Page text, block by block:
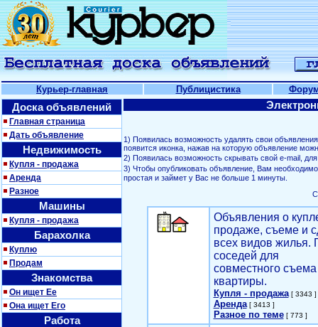
Курьер-главная Публицистика
Доска объявлений
Главная страница
Дать объявление
Недвижимость
Купля - продажа
Аренда
Разное
Машины
Купля - продажа
Барахолка
Куплю
Продам
Знакомства
Он ищет Ее
Она ищет Его
Работа
1) Появилась возможность удалять свои
появится иконка, нажав на которую объявление
2) Появилась возможность скрывать свой е-mail,
3) Чтобы опубликовать объявление, Вам
простая и займет у Вас не больше 1 минуты.
Объявления о
продаже, съеме и
всех видов жилья.
соседей для
совместного съема
квартиры.
Купля - продажа[ 3343 ]
Аренда[ 3413 ]
Разное по теме[ 773 ]